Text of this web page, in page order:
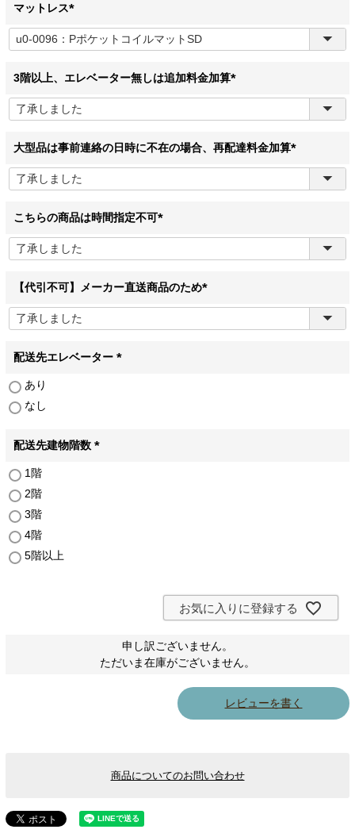
マットレス
(
必
)
3階以上、エレベーター無しは追加料金加算
(
)
大型品は事前連絡の日時に不在の場合、再配達料金加算
(
こちらの商品は時間指定不可
(
)
【代引不可】メーカー直送商品のため
(
配送先エレベーター
あり
なし
配送先建物階数
1階
2階
3階
4階
5階以上
お気に入りに登録する
申し訳ございません。
ただいま在庫がございません。
レビューを書く
商品についてのお問い合わせ